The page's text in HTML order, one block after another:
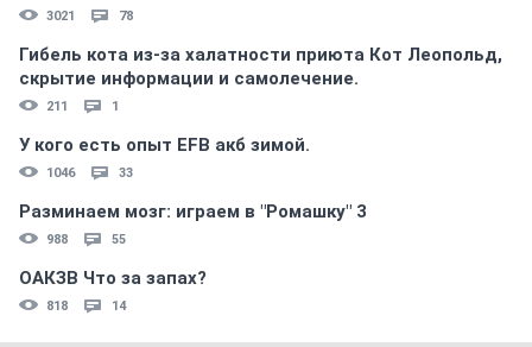
3021 78
Гибель кота из-за халатности приюта Кот Леопольд,
скрытиe информации и самолечение.
211 1
У кого есть опыт EFB акб зимой.
1046 33
Разминаем мозг: играем в "Ромашку" 3
988 55
ОАКЗВ Что за запах?
818 14